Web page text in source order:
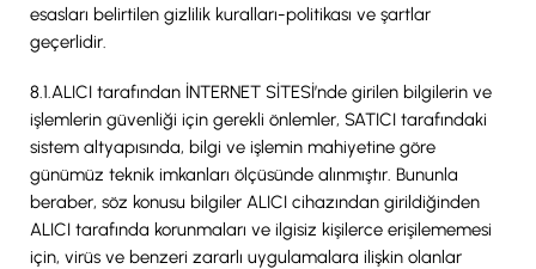
esasları belirtilen gizlilik kuralları-politikası ve şartlar
geçerlidir.
8.1.ALICI tarafından İNTERNET SİTESİ’nde girilen bilgilerin ve
işlemlerin güvenliği için gerekli önlemler, SATICI tarafındaki
sistem altyapısında, bilgi ve işlemin mahiyetine göre
günümüz teknik imkanları ölçüsünde alınmıştır. Bununla
beraber, söz konusu bilgiler ALICI cihazından girildiğinden
ALICI tarafında korunmaları ve ilgisiz kişilerce erişilememesi
için, virüs ve benzeri zararlı uygulamalara ilişkin olanlar